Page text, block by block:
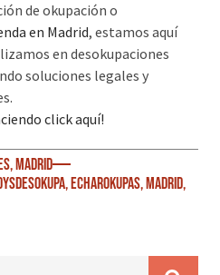
de okupación o
en Madrid, estamos aquí
en desokupaciones
soluciones legales y
click aquí!
,Madrid
,EcharOkupas,Madrid,